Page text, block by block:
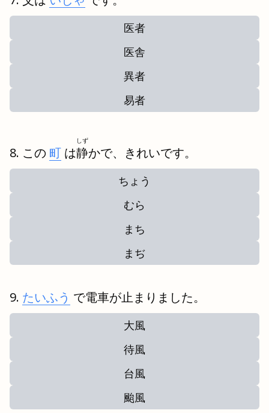
医者
医舎
異者
易者
この 町 は静
しず
かで、きれいです。
ちょう
むら
まち
まぢ
たいふう で電車が止まりました。
大風
待風
台風
颱風